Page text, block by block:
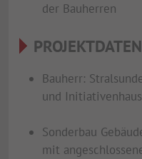
der Bauherren
PROJEKTDATEN
Bauherr:
und
Sonderbau
mit